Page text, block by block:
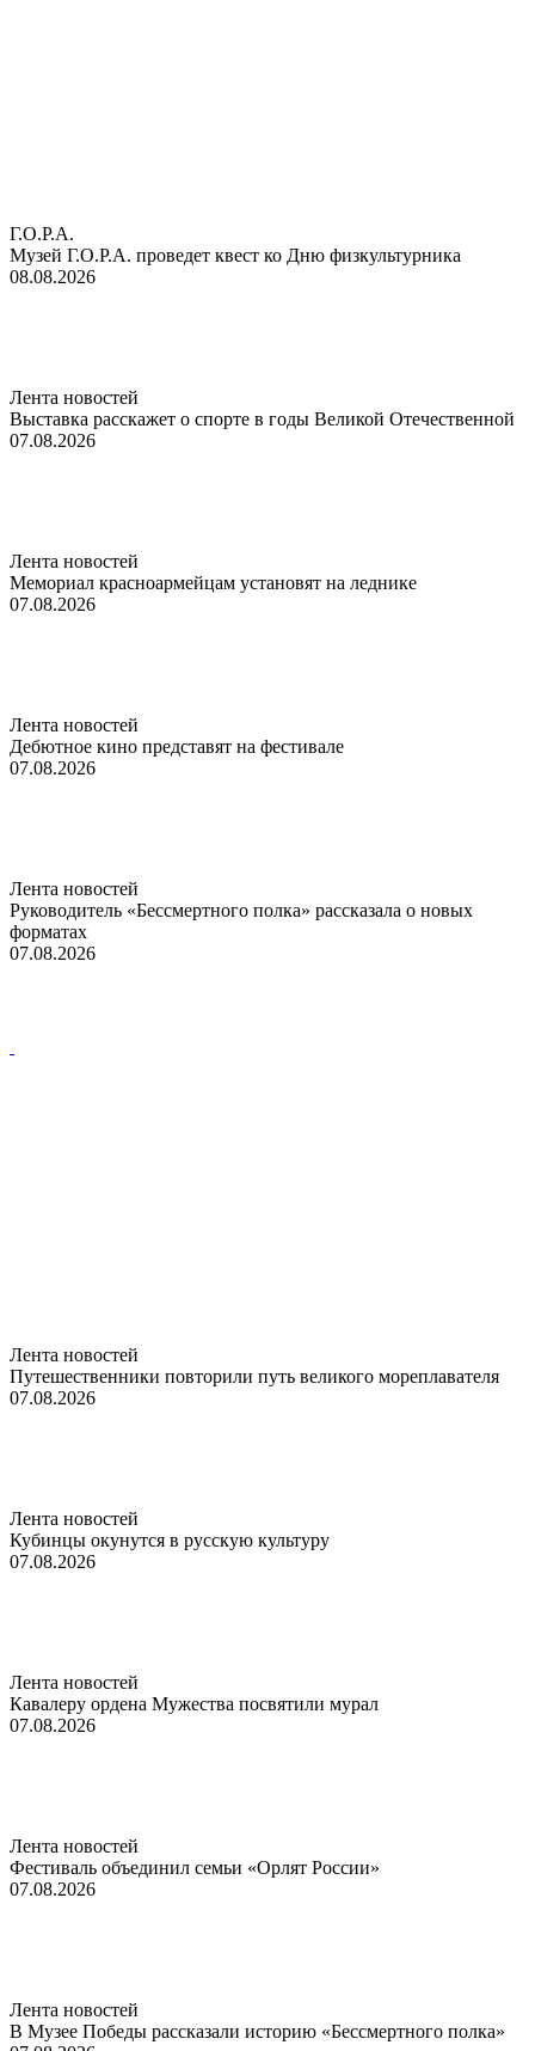
Г.О.Р.А.
Музей Г.О.Р.А. проведет квест ко Дню физкультурника
08.08.2026
Лента новостей
Выставка расскажет о спорте в годы Великой Отечественной
07.08.2026
Лента новостей
Мемориал красноармейцам установят на леднике
07.08.2026
Лента новостей
Дебютное кино представят на фестивале
07.08.2026
Лента новостей
Руководитель «Бессмертного полка» рассказала о новых
форматах
07.08.2026
Лента новостей
Путешественники повторили путь великого мореплавателя
07.08.2026
Лента новостей
Кубинцы окунутся в русскую культуру
07.08.2026
Лента новостей
Кавалеру ордена Мужества посвятили мурал
07.08.2026
Лента новостей
Фестиваль объединил семьи «Орлят России»
07.08.2026
Лента новостей
В Музее Победы рассказали историю «Бессмертного полка»